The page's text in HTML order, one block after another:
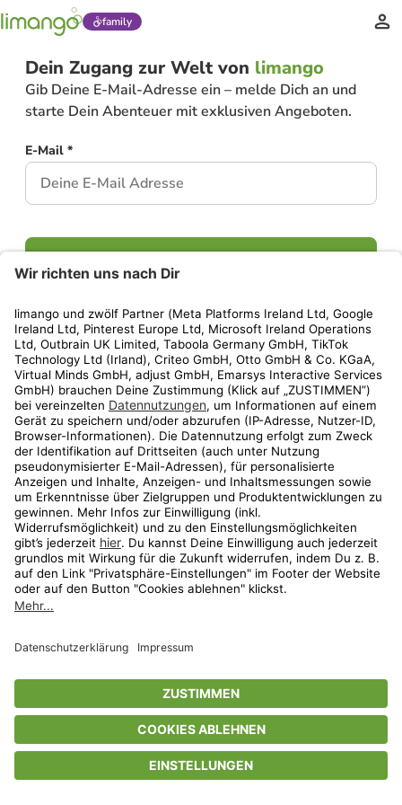
family
Dein Zugang zur Welt von limango
Gib Deine E-Mail-Adresse ein – melde Dich an und
starte Dein Abenteuer mit exklusiven Angeboten.
E-Mail *
Weiter
Privatsphäre-EinstellungenAGBDatenschutzCompliance
GeschenkgutscheinbedingungenImpressumHelp Center